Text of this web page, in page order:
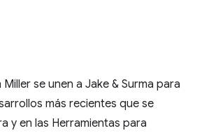
se unen a Jake & Surma para
más recientes que se
y en las Herramientas para